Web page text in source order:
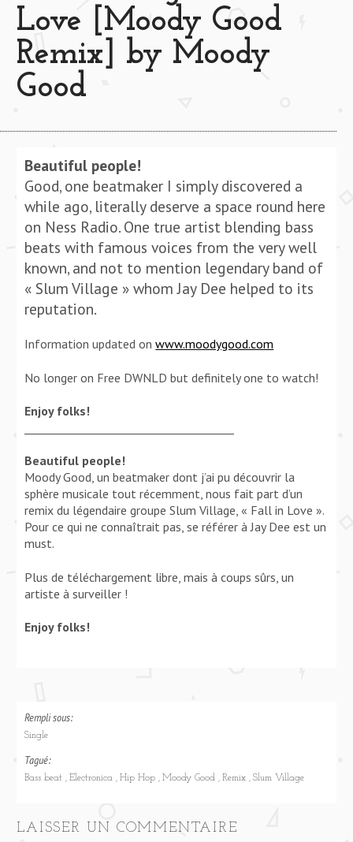
Love [Moody Good
Remix] by Moody
Good
Beautiful people!
Good, one beatmaker I simply discovered a
while ago, literally deserve a space round here
on Ness Radio. One true artist blending bass
beats with famous voices from the very well
known, and not to mention legendary band of
« Slum Village » whom Jay Dee helped to its
reputation.
Information updated onwww.moodygood.com
No longer on Free DWNLD but definitely one to watch!
Enjoy folks!
Beautiful people!
Moody Good, un beatmaker dont j’ai pu découvrir la
sphère musicale tout récemment, nous fait part d’un
remix du légendaire groupe Slum Village, « Fall in Love ».
Pour ce qui ne connaîtrait pas, se référer à Jay Dee est un
must.
Plus de téléchargement libre, mais à coups sûrs, un
artiste à surveiller !
Enjoy folks!
Rempli sous:
Single
Tagué:
Bass beat Electronica Hip Hop Moody Good Remix Slum Village
LAISSER UN COMMENTAIRE